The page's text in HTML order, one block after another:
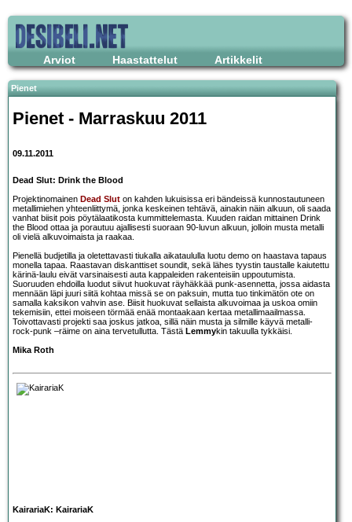
Arviot Haastattelut Artikkelit
Pienet
Pienet - Marraskuu 2011
09.11.2011
Dead Slut: Drink the Blood
Projektinomainen Dead Slut on kahden lukuisissa eri bändeissä kunnostautuneen
metallimiehen yhteenliittymä, jonka keskeinen tehtävä, ainakin näin alkuun, oli saada
vanhat biisit pois pöytälaatikosta kummittelemasta. Kuuden raidan mittainen Drink
the Blood ottaa ja porautuu ajallisesti suoraan 90-luvun alkuun, jolloin musta metalli
oli vielä alkuvoimaista ja raakaa.
Pienellä budjetilla ja oletettavasti tiukalla aikataululla luotu demo on haastava tapaus
monella tapaa. Raastavan diskanttiset soundit, sekä lähes tyystin taustalle kaiutettu
kärinä-laulu eivät varsinaisesti auta kappaleiden rakenteisiin uppoutumista.
Suoruuden ehdoilla luodut siivut huokuvat räyhäkkää punk-asennetta, jossa aidasta
mennään läpi juuri siitä kohtaa missä se on paksuin, mutta tuo tinkimätön ote on
samalla kaksikon vahvin ase. Biisit huokuvat sellaista alkuvoimaa ja uskoa omiin
tekemisiin, ettei moiseen törmää enää montaakaan kertaa metallimaailmassa.
Toivottavasti projekti saa joskus jatkoa, sillä näin musta ja silmille käyvä metalli-
rock-punk –räime on aina tervetullutta. Tästä Lemmykin takuulla tykkäisi.
Mika Roth
KairariaK: KairariaK